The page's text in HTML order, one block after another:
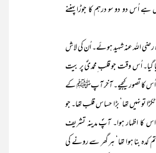
اُس دو دو سو درہم کا جوڑا پہننے
اللہ عنہ شہید ہوئے۔ اُن کی لاش
گیا۔ اُس وقت جو قلب ِمحمدیؐ پر بیت
اُس کا تصور کیجیے۔ آخر آپﷺ کے
ٹکڑا تو نہیں تھا‘ بڑا حساس قلب تھا۔ جو
کا اظہار ہوا۔ آپؐ مدینہ تشریف
کدہ بنا ہوا تھا‘ ہر گھر سے رونے کی